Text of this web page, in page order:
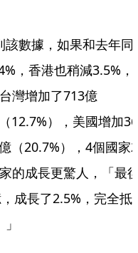
數據，如果和去年同
，香港也稍減3.5%，
灣增加了713億
12.7%），美國增加
（20.7%），4個國家
的成長更驚人，「最
成長了2.5%，完全抵